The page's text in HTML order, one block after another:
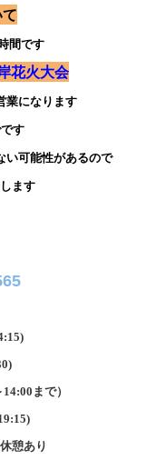
間です
花火大会
業になります
す
い可能性があるので
ます
まで）
憩あり